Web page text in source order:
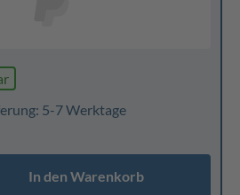
5-7 Werktage
In den Warenkorb